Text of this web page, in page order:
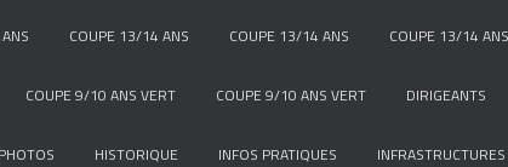
COUPE 13/14 ANS COUPE 13/14 ANS COUPE 13/14 ANS
COUPE 9/10 ANS VERT COUPE 9/10 ANS VERT DIRIGEANTS
HISTORIQUE INFOS PRATIQUES INFRASTRUCTURES